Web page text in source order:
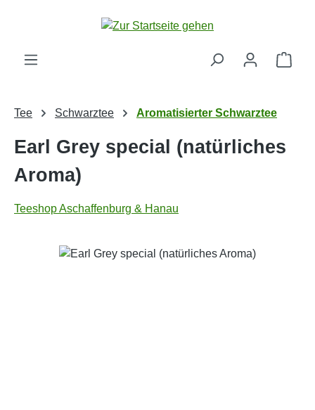
Zum Hauptinhalt springen
Tee Schwarztee Aromatisierter Schwarztee
Earl Grey special (natürliches
Aroma)
Teeshop Aschaffenburg & Hanau
Bildergalerie überspringen